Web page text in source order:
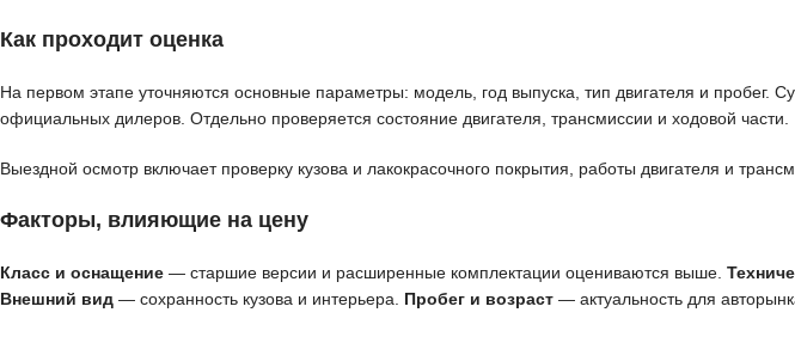
Как проходит оценка
На первом этапе уточняются основные параметры: модель, год выпуска, тип двигателя и пробег.
официальных дилеров. Отдельно проверяется состояние двигателя, трансмиссии и ходовой части.
Выездной осмотр включает проверку кузова и лакокрасочного покрытия, работы двигателя и
Факторы, влияющие на цену
Класс и оснащение — старшие версии и расширенные комплектации оцениваются выше.
Внешний вид — сохранность кузова и интерьера. Пробег и возраст — актуальность для